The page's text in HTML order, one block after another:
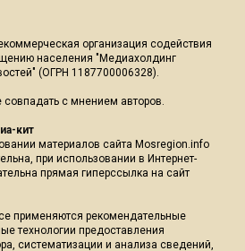
организация содействия
населения "Медиахолдинг
(ОГРН 1187700006328).
с мнением авторов.
кит
материалов сайта Mosregion.info
при использовании в Интернет-
прямая гиперссылка на сайт
применяются рекомендательные
технологии предоставления
систематизации и анализа сведений,